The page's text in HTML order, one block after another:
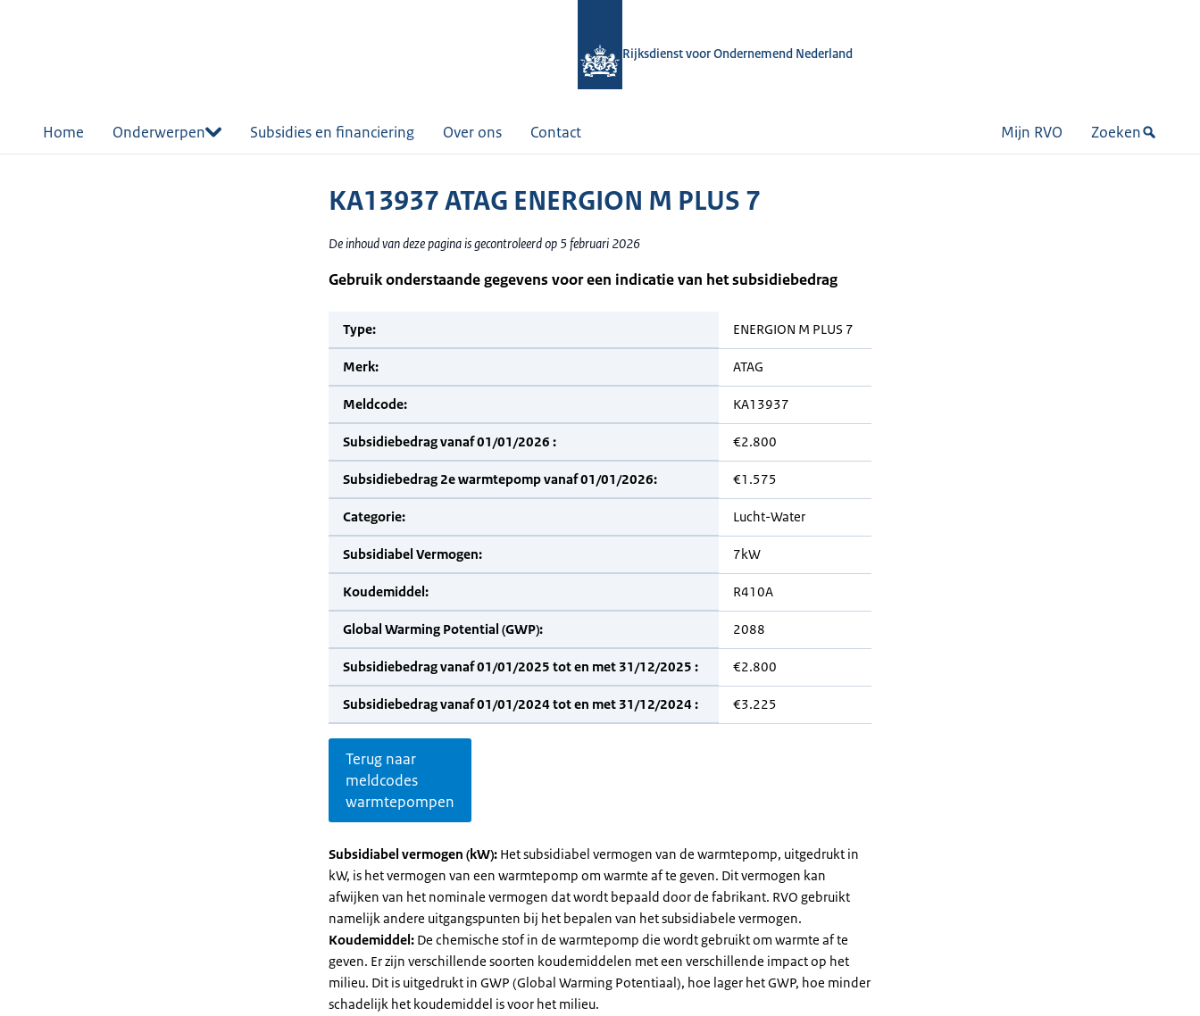
Rijksdienst voor Ondernemend Nederland
Home Onderwerpen Subsidies en financiering Over ons Contact Mijn RVO Zoeken
KA13937 ATAG ENERGION M PLUS 7
De inhoud van deze pagina is gecontroleerd op 5 februari 2026
Gebruik onderstaande gegevens voor een indicatie van het subsidiebedrag
Type: ENERGION M PLUS 7
Merk: ATAG
Meldcode: KA13937
Subsidiebedrag vanaf 01/01/2026 : €2.800
Subsidiebedrag 2e warmtepomp vanaf 01/01/2026: €1.575
Categorie: Lucht-Water
Subsidiabel Vermogen: 7kW
Koudemiddel: R410A
Global Warming Potential (GWP): 2088
Subsidiebedrag vanaf 01/01/2025 tot en met 31/12/2025 : €2.800
Subsidiebedrag vanaf 01/01/2024 tot en met 31/12/2024 : €3.225
Terug naar
meldcodes
warmtepompen
Subsidiabel vermogen (kW): Het subsidiabel vermogen van de warmtepomp, uitgedrukt in
kW, is het vermogen van een warmtepomp om warmte af te geven. Dit vermogen kan
afwijken van het nominale vermogen dat wordt bepaald door de fabrikant. RVO gebruikt
namelijk andere uitgangspunten bij het bepalen van het subsidiabele vermogen.
Koudemiddel: De chemische stof in de warmtepomp die wordt gebruikt om warmte af te
geven. Er zijn verschillende soorten koudemiddelen met een verschillende impact op het
milieu. Dit is uitgedrukt in GWP (Global Warming Potentiaal), hoe lager het GWP, hoe minder
schadelijk het koudemiddel is voor het milieu.